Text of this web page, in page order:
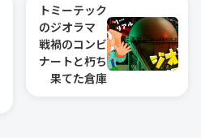
トミーテック
のジオラマ
戦禍のコンビ
ナートと朽ち
果てた倉庫